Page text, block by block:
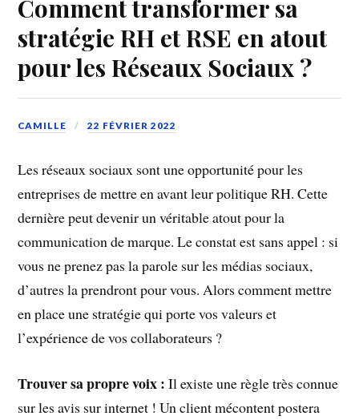
Comment transformer sa
stratégie RH et RSE en atout
pour les Réseaux Sociaux ?
CAMILLE 22 FÉVRIER 2022
Les réseaux sociaux sont une opportunité pour les
entreprises de mettre en avant leur politique RH. Cette
dernière peut devenir un véritable atout pour la
communication de marque. Le constat est sans appel : si
vous ne prenez pas la parole sur les médias sociaux,
d’autres la prendront pour vous. Alors comment mettre
en place une stratégie qui porte vos valeurs et
l’expérience de vos collaborateurs ?
Trouver sa propre voix :Il existe une règle très connue
sur les avis sur internet ! Un client mécontent postera